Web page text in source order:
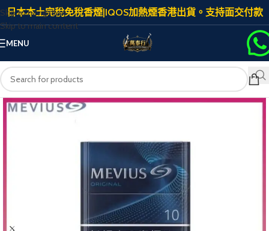
Skip to navigation
Skip to main content
日本本土完稅免稅香煙|IQOS加熱煙香港出貨。支持面交付款
MENU